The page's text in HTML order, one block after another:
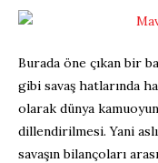
Burada öne çıkan bir
gibi savaş hatlarında
olarak dünya
dillendirilmesi. Yani
savaşın bilançoları